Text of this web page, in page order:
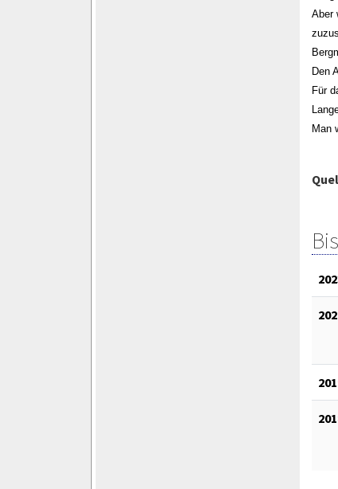
Aber
Den
Für
Man